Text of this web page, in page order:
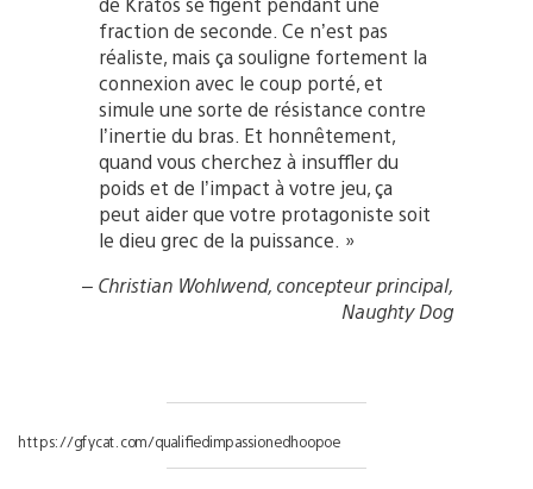
fraction de seconde. Ce n’est pas
réaliste, mais ça souligne fortement la
connexion avec le coup porté, et
simule une sorte de résistance contre
l’inertie du bras. Et honnêtement,
quand vous cherchez à insuffler du
poids et de l’impact à votre jeu, ça
peut aider que votre protagoniste soit
le dieu grec de la puissance. »
– Christian Wohlwend, concepteur principal,
Naughty Dog
https://gfycat.com/qualifiedimpassionedhoopoe